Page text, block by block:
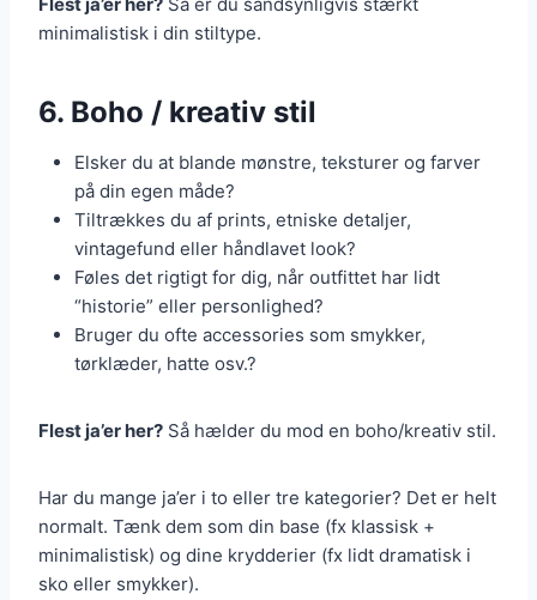
Flest ja’er her? Så er du sandsynligvis stærkt
minimalistisk i din stiltype.
6. Boho / kreativ stil
Elsker du at blande mønstre, teksturer og farver
på din egen måde?
Tiltrækkes du af prints, etniske detaljer,
vintagefund eller håndlavet look?
Føles det rigtigt for dig, når outfittet har lidt
“historie” eller personlighed?
Bruger du ofte accessories som smykker,
tørklæder, hatte osv.?
Flest ja’er her? Så hælder du mod en boho/kreativ stil.
Har du mange ja’er i to eller tre kategorier? Det er helt
normalt. Tænk dem som din base (fx klassisk +
minimalistisk) og dine krydderier (fx lidt dramatisk i
sko eller smykker).